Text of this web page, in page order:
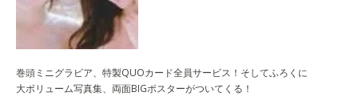
巻頭ミニグラビア、特製QUOカード全員サービス！そしてふろくに
大ボリューム写真集、両面BIGポスターがついてくる！